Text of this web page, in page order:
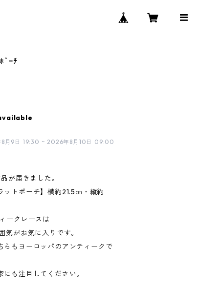
ﾟｰﾁ
月9日 19:30 ~ 2026年8月10日 09:00
が届きました。
トポーチ】横約21.5㎝・縦約
ークレースは
気がお気に入りです。
らもヨーロッパのアンティークで
も注目してください。